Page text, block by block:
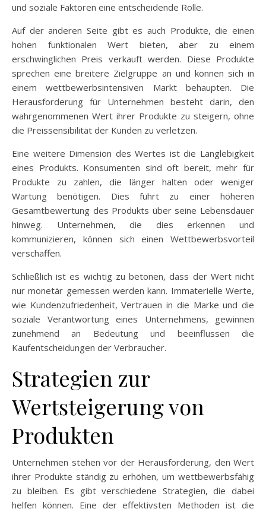
und soziale Faktoren eine entscheidende Rolle.
Auf der anderen Seite gibt es auch Produkte, die einen
hohen funktionalen Wert bieten, aber zu einem
erschwinglichen Preis verkauft werden. Diese Produkte
sprechen eine breitere Zielgruppe an und können sich in
einem wettbewerbsintensiven Markt behaupten. Die
Herausforderung für Unternehmen besteht darin, den
wahrgenommenen Wert ihrer Produkte zu steigern, ohne
die Preissensibilität der Kunden zu verletzen.
Eine weitere Dimension des Wertes ist die Langlebigkeit
eines Produkts. Konsumenten sind oft bereit, mehr für
Produkte zu zahlen, die länger halten oder weniger
Wartung benötigen. Dies führt zu einer höheren
Gesamtbewertung des Produkts über seine Lebensdauer
hinweg. Unternehmen, die dies erkennen und
kommunizieren, können sich einen Wettbewerbsvorteil
verschaffen.
Schließlich ist es wichtig zu betonen, dass der Wert nicht
nur monetär gemessen werden kann. Immaterielle Werte,
wie Kundenzufriedenheit, Vertrauen in die Marke und die
soziale Verantwortung eines Unternehmens, gewinnen
zunehmend an Bedeutung und beeinflussen die
Kaufentscheidungen der Verbraucher.
Strategien zur
Wertsteigerung von
Produkten
Unternehmen stehen vor der Herausforderung, den Wert
ihrer Produkte ständig zu erhöhen, um wettbewerbsfähig
zu bleiben. Es gibt verschiedene Strategien, die dabei
helfen können. Eine der effektivsten Methoden ist die